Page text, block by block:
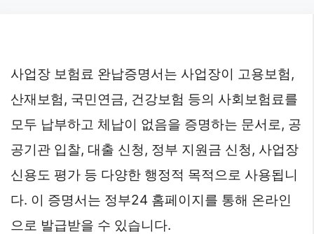
사업장 보험료 완납증명서는 사업장이 고용보험,
산재보험, 국민연금, 건강보험 등의 사회보험료를
모두 납부하고 체납이 없음을 증명하는 문서로, 공
공기관 입찰, 대출 신청, 정부 지원금 신청, 사업장
신용도 평가 등 다양한 행정적 목적으로 사용됩니
다. 이 증명서는 정부24 홈페이지를 통해 온라인
으로 발급받을 수 있습니다.